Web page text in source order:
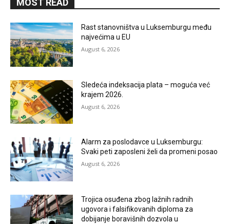
MOST READ
Rast stanovništva u Luksemburgu među
najvećima u EU
August 6, 2026
Sledeća indeksacija plata – moguća već
krajem 2026.
August 6, 2026
Alarm za poslodavce u Luksemburgu:
Svaki peti zaposleni želi da promeni posao
August 6, 2026
Trojica osuđena zbog lažnih radnih
ugovora i falsifikovanih diploma za
dobijanje boravišnih dozvola u